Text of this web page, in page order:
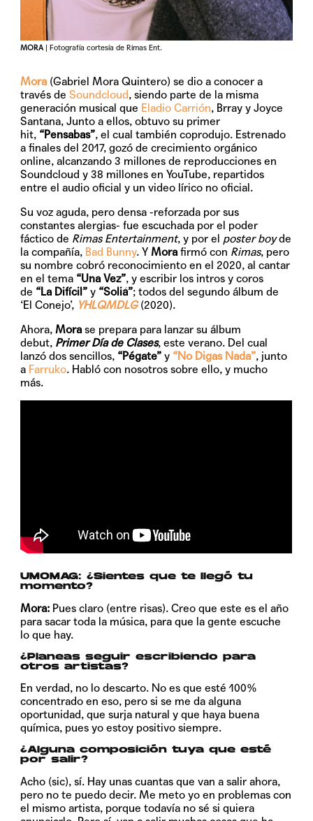
MORA| Fotografía cortesía de Rimas Ent.
Mora (Gabriel Mora Quintero) se dio a conocer a
través deSoundcloud, siendo parte de la misma
generación musical que Eladio Carrión, Brray y Joyce
Santana, Junto a ellos, obtuvo su primer
hit, “Pensabas”, el cual también coprodujo. Estrenado
a finales del 2017, gozó de crecimiento orgánico
online, alcanzando 3 millones de reproducciones en
Soundcloud y 38 millones en YouTube, repartidos
entre el audio oficial y un video lírico no oficial.
Su voz aguda, pero densa -reforzada por sus
constantes alergias- fue escuchada por el poder
fáctico de Rimas Entertainment, y por el poster boyde
la compañía, Bad Bunny. Y Mora firmó con Rimas, pero
su nombre cobró reconocimiento en el 2020, al cantar
en el tema “Una Vez”, y escribir los intros y coros
de “La Difícil” y “Soliá”; todos del segundo álbum de
‘El Conejo’, YHLQMDLG(2020).
Ahora, Mora se prepara para lanzar su álbum
debut, Primer Día de Clases, este verano. Del cual
lanzó dos sencillos, “Pégate” y “No Digas Nada”, junto
a Farruko. Habló con nosotros sobre ello, y mucho
más.
UMOMAG:¿Sientes que te llegó tu
momento?
Mora: Pues claro (entre risas). Creo que este es el año
para sacar toda la música, para que la gente escuche
lo que hay.
¿Planeas seguir escribiendo para
otros artistas?
En verdad, no lo descarto. No es que esté 100%
concentrado en eso, pero si se me da alguna
oportunidad, que surja natural y que haya buena
química, pues yo estoy positivo siempre.
¿Alguna composición tuya que esté
por salir?
Acho (sic), sí. Hay unas cuantas que van a salir ahora,
pero no te puedo decir. Me meto yo en problemas con
el mismo artista, porque todavía no sé si quiera